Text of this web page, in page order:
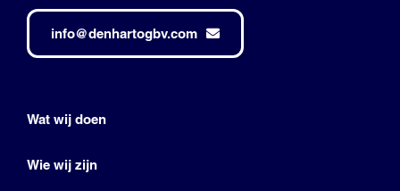
info@denhartogbv.com
Wat wij doen
Wie wij zijn